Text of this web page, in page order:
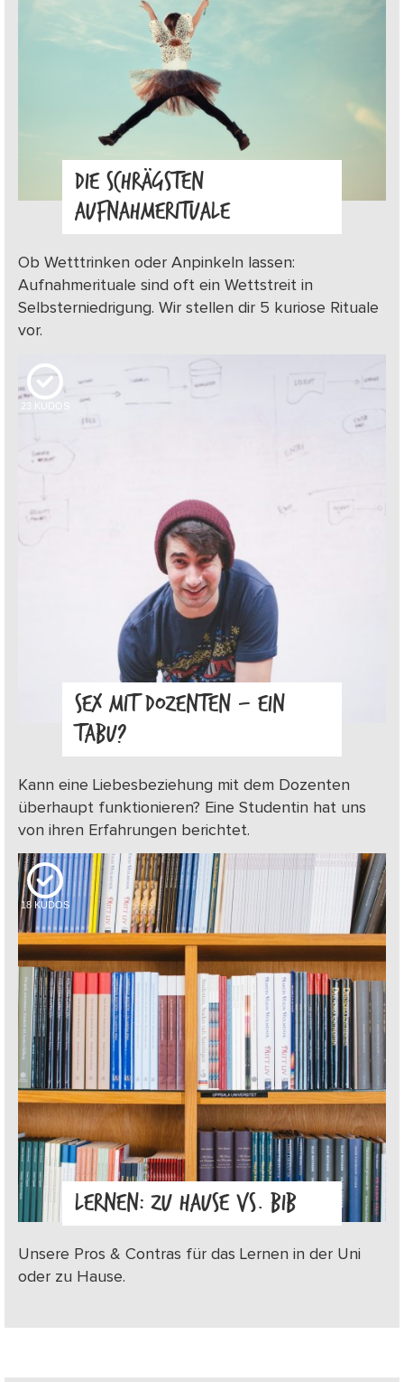
DIE SCHRÄGSTEN
AUFNAHMERITUALE
Ob Wetttrinken oder Anpinkeln lassen:
Aufnahmerituale sind oft ein Wettstreit in
Selbsterniedrigung. Wir stellen dir 5 kuriose Rituale
vor.
23 KUDOS
SEX MIT DOZENTEN – EIN
TABU?
Kann eine Liebesbeziehung mit dem Dozenten
überhaupt funktionieren? Eine Studentin hat uns
von ihren Erfahrungen berichtet.
18 KUDOS
LERNEN: ZU HAUSE VS. BIB
Unsere Pros & Contras für das Lernen in der Uni
oder zu Hause.